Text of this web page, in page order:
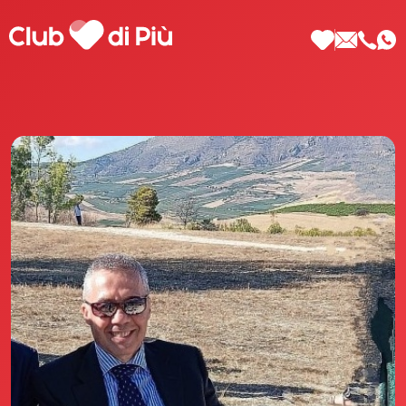
Scopri Club di Più
Le testimonianze Club di Più
La fondatrice Valeria Pilla
Annunci Donne
Agenzia matrimoniale Club di Più
Love Notebook